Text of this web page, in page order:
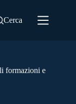
Cerca
formazioni e